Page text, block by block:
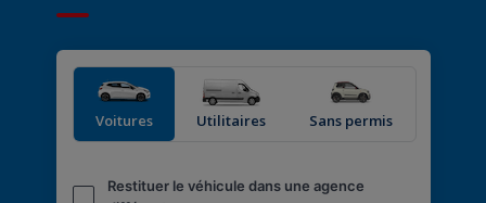
Voitures Utilitaires Sans permis
Restituer le véhicule dans une agence